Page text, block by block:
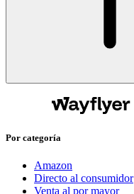
Por categoría
Amazon
Directo al consumidor
Venta al por mayor